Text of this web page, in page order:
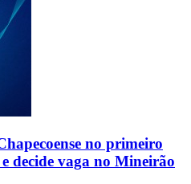
no primeiro
decide vaga no Mineirão